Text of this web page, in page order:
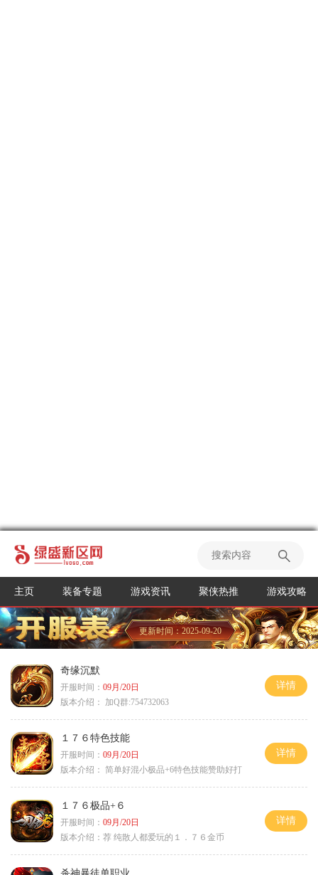
主页 装备专题 游戏资讯 聚侠热推 游戏攻略
更新时间：2025-09-20
奇缘沉默
开服时间： 09月/20日
版本介绍：
加Q群:754732063
详情
１７６特色技能
开服时间： 09月/20日
版本介绍： 简单好混小极品+6特色技能赞助好打
详情
１７６极品+６
开服时间： 09月/20日
版本介绍： 荐 纯散人都爱玩的１．７６金币
详情